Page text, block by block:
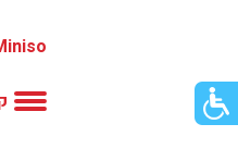
כפתור
לפתיחת